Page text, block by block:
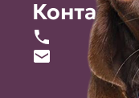
Контакты